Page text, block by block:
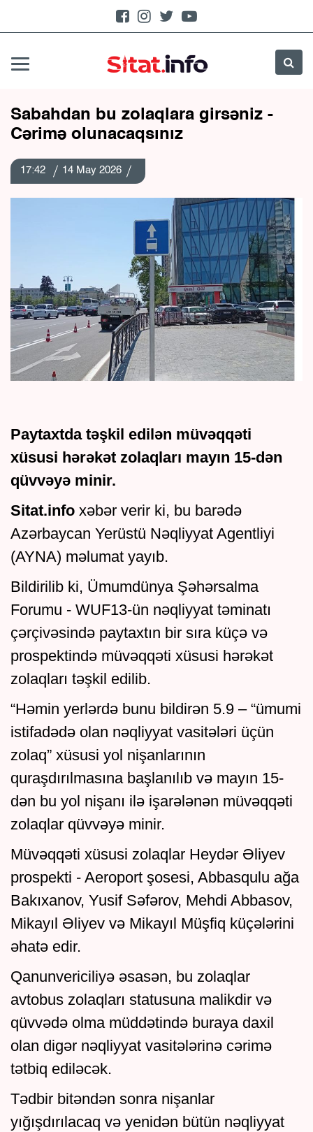
Sabahdan bu zolaqlara girsəniz -
Cərimə olunacaqsınız
17:42 14 May 2026
Paytaxtda təşkil edilən müvəqqəti
xüsusi hərəkət zolaqları mayın 15-dən
qüvvəyə minir.
Sitat.info xəbər verir ki, bu barədə
Azərbaycan Yerüstü Nəqliyyat Agentliyi
(AYNA) məlumat yayıb.
Bildirilib ki, Ümumdünya Şəhərsalma
Forumu - WUF13-ün nəqliyyat təminatı
çərçivəsində paytaxtın bir sıra küçə və
prospektində müvəqqəti xüsusi hərəkət
zolaqları təşkil edilib.
“Həmin yerlərdə bunu bildirən 5.9 – “ümumi
istifadədə olan nəqliyyat vasitələri üçün
zolaq” xüsusi yol nişanlarının
quraşdırılmasına başlanılıb və mayın 15-
dən bu yol nişanı ilə işarələnən müvəqqəti
zolaqlar qüvvəyə minir.
Müvəqqəti xüsusi zolaqlar Heydər Əliyev
prospekti - Aeroport şosesi, Abbasqulu ağa
Bakıxanov, Yusif Səfərov, Mehdi Abbasov,
Mikayıl Əliyev və Mikayıl Müşfiq küçələrini
əhatə edir.
Qanunvericiliyə əsasən, bu zolaqlar
avtobus zolaqları statusuna malikdir və
qüvvədə olma müddətində buraya daxil
olan digər nəqliyyat vasitələrinə cərimə
tətbiq ediləcək.
Tədbir bitəndən sonra nişanlar
yığışdırılacaq və yenidən bütün nəqliyyat